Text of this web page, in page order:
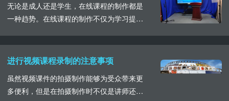
剪辑还是有一定的区别的。宣传片和广告片
的拍摄制作总体量上也就是系列内容，最多
也就是三五个，通......
无论是成人还是学生，在线课程的制作都是
一种趋势。在线课程的制作不仅为学习提供
式。在课程制作中，经常会运用到的便是课
程录播室，专业的课程录播室无论是在环境
障。北京要想找到合适的专业的精品课程录
播室，要多进行对比和参考，根据自身的预
进行视频课程录制的注意事项
虽然视频课件的拍摄制作能够为受众带来更
多便利，但是在拍摄制作时不仅是讲师还是